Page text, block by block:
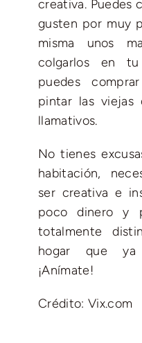
creativa. Puedes
gusten por muy
misma unos
colgarlos en tu
puedes
pintar las viejas
llamativos.
No tienes
habitación,
ser creativa e
poco dinero y
totalmente
hogar que
¡Anímate!
Crédito: Vix.com